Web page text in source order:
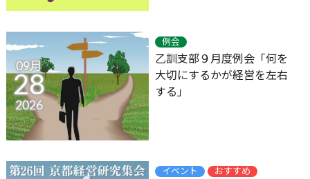
09月
28
2026
例会
乙訓支部９月度例会「何を
大切にするかが経営を左右
する」
イベント おすすめ